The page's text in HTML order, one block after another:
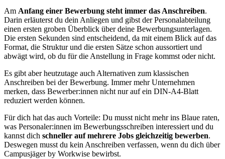
Am Anfang einer Bewerbung steht immer das Anschreiben.
Darin erläuterst du dein Anliegen und gibst der Personalabteilung
einen ersten groben Überblick über deine Bewerbungsunterlagen.
Die ersten Sekunden sind entscheidend, da mit einem Blick auf das
Format, die Struktur und die ersten Sätze schon aussortiert und
abwägt wird, ob du für die Anstellung in Frage kommst oder nicht.
Es gibt aber heutzutage auch Alternativen zum klassischen
Anschreiben bei der Bewerbung. Immer mehr Unternehmen
merken, dass Bewerber:innen nicht nur auf ein DIN-A4-Blatt
reduziert werden können.
Für dich hat das auch Vorteile: Du musst nicht mehr ins Blaue raten,
was Personaler:innen im Bewerbungsschreiben interessiert und du
kannst dich schneller auf mehrere Jobs gleichzeitig bewerben.
Deswegen musst du kein Anschreiben verfassen, wenn du dich über
Campusjäger by Workwise bewirbst.